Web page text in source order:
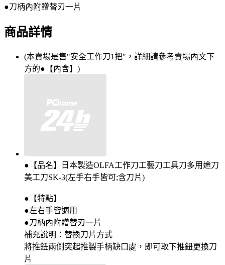
●刀柄內附贈替刃一片
商品詳情
(本賣場是售"安全工作刀1把"，詳細請參考賣場內文下
方的●【內含】)
●【品名】日本製造OLFA工作刀工藝刀工具刀多用途刀
美工刀SK-3(左手右手皆可;含刀片)
●【特點】
●左右手皆適用
●刀柄內附贈替刃一片
補充說明：替換刀片方式
將推鈕兩側突起推製手柄缺口處，即可取下推鈕更換刀
片